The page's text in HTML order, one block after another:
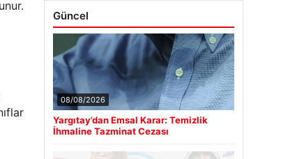
Güncel
08/08/2026
Yargıtay’dan Emsal Karar: Temizlik
İhmaline Tazminat Cezası